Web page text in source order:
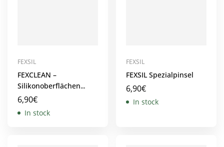
FEXSIL
FEXCLEAN –
Silikonoberflächen
reinigen
6,90€
In stock
FEXSIL
FEXSIL Spezialpinsel
6,90€
In stock